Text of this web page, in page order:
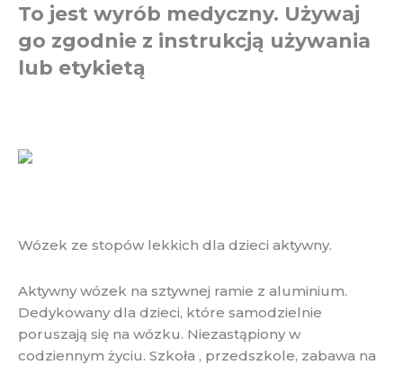
To jest wyrób medyczny. Używaj
go zgodnie z instrukcją używania
lub etykietą
Wózek ze stopów lekkich dla dzieci aktywny.
Aktywny wózek na sztywnej ramie z aluminium.
Dedykowany dla dzieci, które samodzielnie
poruszają się na wózku. Niezastąpiony w
codziennym życiu. Szkoła , przedszkole, zabawa na